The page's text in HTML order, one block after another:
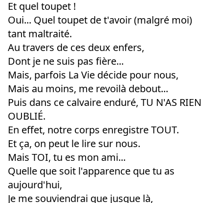
Et quel toupet !
Oui... Quel toupet de t'avoir (malgré moi)
tant maltraité.
Au travers de ces deux enfers,
Dont je ne suis pas fière...
Mais, parfois La Vie décide pour nous,
Mais au moins, me revoilà debout...
Puis dans ce calvaire enduré, TU N'AS RIEN
OUBLIÉ.
En effet, notre corps enregistre TOUT.
Et ça, on peut le lire sur nous.
Mais TOI, tu es mon ami...
Quelle que soit l'apparence que tu as
aujourd'hui,
Je me souviendrai que jusque là,